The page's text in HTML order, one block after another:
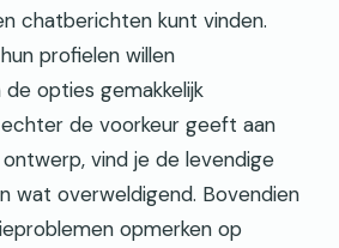
chatberichten kunt vinden.
profielen willen
de opties gemakkelijk
echter de voorkeur geeft aan
vind je de levendige
wat overweldigend. Bovendien
opmerken op